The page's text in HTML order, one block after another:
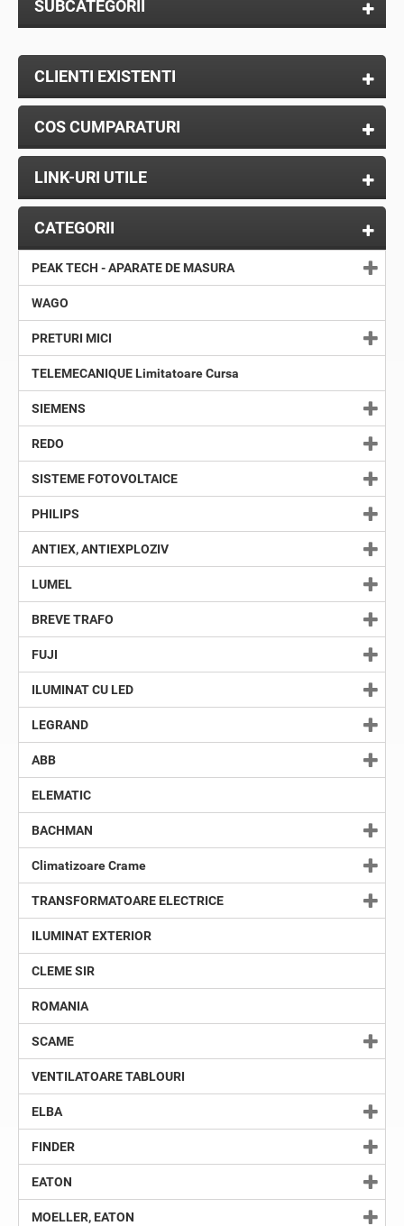
SUBCATEGORII
CLIENTI EXISTENTI
COS CUMPARATURI
LINK-URI UTILE
CATEGORII
PEAK TECH - APARATE DE MASURA
WAGO
PRETURI MICI
TELEMECANIQUE Limitatoare Cursa
SIEMENS
REDO
SISTEME FOTOVOLTAICE
PHILIPS
ANTIEX, ANTIEXPLOZIV
LUMEL
BREVE TRAFO
FUJI
ILUMINAT CU LED
LEGRAND
ABB
ELEMATIC
BACHMAN
Climatizoare Crame
TRANSFORMATOARE ELECTRICE
ILUMINAT EXTERIOR
CLEME SIR
ROMANIA
SCAME
VENTILATOARE TABLOURI
ELBA
FINDER
EATON
MOELLER, EATON